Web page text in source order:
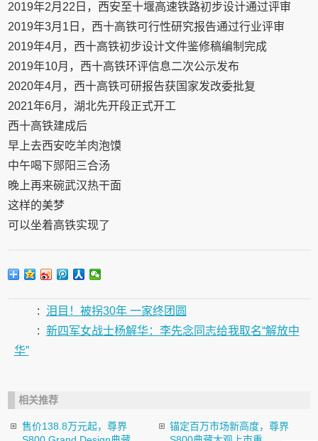
2019年2月22日，西安至十堰高速铁路初步设计通过评审
2019年3月1日，西十高铁可行性研究报告通过行业评审
2019年4月，西十高铁初步设计文件鉴修稿编制完成
2019年10月，西十高铁环评信息二次公示发布
2020年4月，西十高铁可研报告获国家发改委批复
2021年6月，湖北先开段正式开工
西十高铁建成后
早上去西安吃羊肉泡馍
中午喝下郧阳三合汤
晚上再来碗武汉热干面
这样的美梦
可以坐着高铁实现了
:
泪目！被拐30年 一家终团圆
: 新四军女战士杨解华：李先念同志给我取名“解放中
华”
相关推荐
售价138.8万元起，尊界
锚定百万市场新高度，尊界